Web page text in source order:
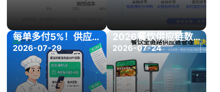
每单多付5%！供应商缺斤少两没人管？餐链用一套系统让验收猫腻当场现形
2026-07-29
2026餐饮供应链数字化白皮书：从采购乱象到全链路智能管理
2026-07-24